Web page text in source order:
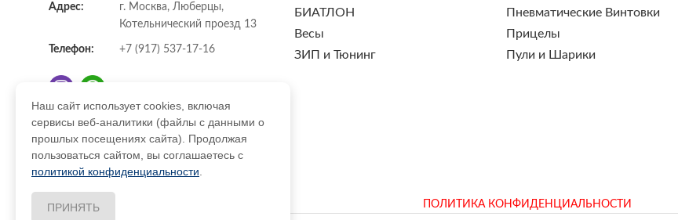
Адрес:
г. Москва, Люберцы,
Котельнический проезд 13
Телефон: +7 (917) 537-17-16
E-mail: info@DrozdPcp.ru
БИАТЛОН
Весы
ЗИП и Тюнинг
Пневматические Винтовки
Прицелы
Пули и Шарики
ПОЛИТИКА КОНФИДЕНЦИАЛЬНОСТИ
Наш сайт использует cookies, включая
сервисы веб-аналитики (файлы с данными о
прошлых посещениях сайта). Продолжая
пользоваться сайтом, вы соглашаетесь с
политикой конфиденциальности
ПРИНЯТЬ